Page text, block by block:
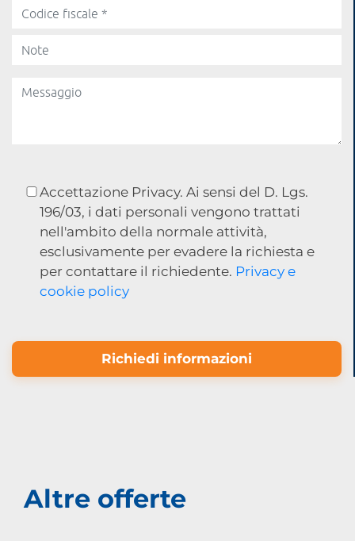
Accettazione Privacy. Ai sensi del D. Lgs.
196/03, i dati personali vengono trattati
nell'ambito della normale attività,
esclusivamente per evadere la richiesta e
per contattare il richiedente. Privacy e
cookie policy
Richiedi informazioni
Altre offerte